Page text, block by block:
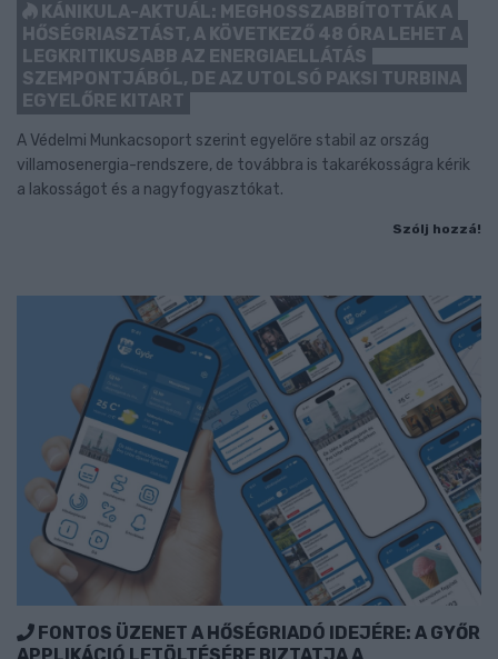
KÁNIKULA-AKTUÁL: MEGHOSSZABBÍTOTTÁK A
HŐSÉGRIASZTÁST, A KÖVETKEZŐ 48 ÓRA LEHET A
LEGKRITIKUSABB AZ ENERGIAELLÁTÁS
SZEMPONTJÁBÓL, DE AZ UTOLSÓ PAKSI TURBINA
EGYELŐRE KITART
A Védelmi Munkacsoport szerint egyelőre stabil az ország
villamosenergia-rendszere, de továbbra is takarékosságra kérik
a lakosságot és a nagyfogyasztókat.
Szólj hozzá!
FONTOS ÜZENET A HŐSÉGRIADÓ IDEJÉRE: A GYŐR
APPLIKÁCIÓ LETÖLTÉSÉRE BIZTATJA A